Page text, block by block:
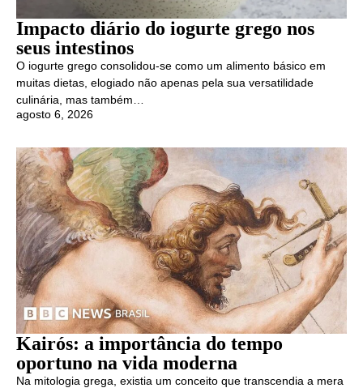
Impacto diário do iogurte grego nos
seus intestinos
O iogurte grego consolidou-se como um alimento básico em
muitas dietas, elogiado não apenas pela sua versatilidade
culinária, mas também…
agosto 6, 2026
Kairós: a importância do tempo
oportuno na vida moderna
Na mitologia grega, existia um conceito que transcendia a mera